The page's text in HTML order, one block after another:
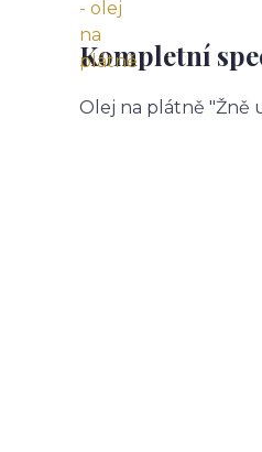
Kompletní
Olej na plátně "Žně